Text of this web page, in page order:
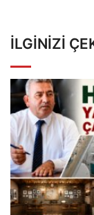
İLGINIZI